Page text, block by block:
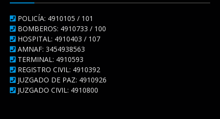
POLICÍA: 4910105 / 101
BOMBEROS: 4910733 / 100
HOSPITAL: 4910403 / 107
AMNAF: 3454938563
TERMINAL: 4910593
REGISTRO CIVIL: 4910392
JUZGADO DE PAZ: 4910926
JUZGADO CIVIL: 4910800